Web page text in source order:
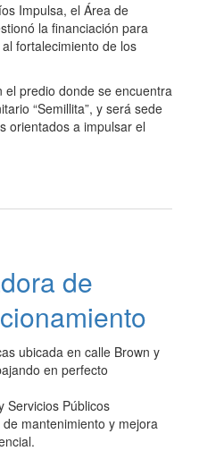
Impulsa, el Área de
la financiación para
fortalecimiento de los
el predio donde se encuentra
“Semillita”, y será sede
orientados a impulsar el
de
ubicada en calle Brown y
en perfecto
Servicios Públicos
mantenimiento y mejora